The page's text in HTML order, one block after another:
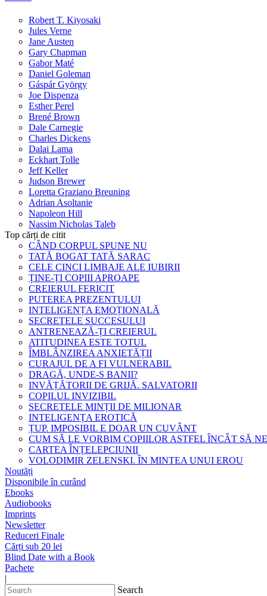
Robert T. Kiyosaki
Jules Verne
Jane Austen
Gary Chapman
Gabor Maté
Daniel Goleman
Gáspár György
Joe Dispenza
Esther Perel
Brené Brown
Dale Carnegie
Charles Dickens
Dalai Lama
Eckhart Tolle
Jeff Keller
Judson Brewer
Loretta Graziano Breuning
Adrian Asoltanie
Napoleon Hill
Nassim Nicholas Taleb
Top cărți de citit
CÂND CORPUL SPUNE NU
TATĂ BOGAT TATĂ SARAC
CELE CINCI LIMBAJE ALE IUBIRII
ȚINE-ȚI COPIII APROAPE
CREIERUL FERICIT
PUTEREA PREZENTULUI
INTELIGENȚA EMOȚIONALĂ
SECRETELE SUCCESULUI
ANTRENEAZĂ-ȚI CREIERUL
ATITUDINEA ESTE TOTUL
ÎMBLÂNZIREA ANXIETĂȚII
CURAJUL DE A FI VULNERABIL
DRAGĂ, UNDE-S BANII?
INVĂȚĂTORII DE GRIJĂ. SALVATORII
COPILUL INVIZIBIL
SECRETELE MINȚII DE MILIONAR
INTELIGENȚA EROTICĂ
ȚUP. IMPOSIBIL E DOAR UN CUVÂNT
CUM SĂ LE VORBIM COPIILOR ASTFEL ÎNCÂT SĂ
CARTEA ÎNȚELEPCIUNII
VOLODIMIR ZELENSKI. ÎN MINTEA UNUI EROU
Noutăți
Disponibile în curând
Ebooks
Audiobooks
Imprints
Newsletter
Reduceri Finale
Cărți sub 20 lei
Blind Date with a Book
Pachete
|
Search